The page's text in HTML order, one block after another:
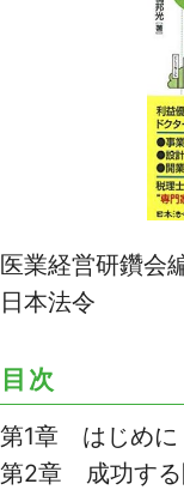
医業経営研鑽会
日本法令
目次
第1章 はじめに
第2章 成功する